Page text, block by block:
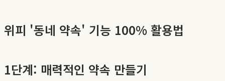
위피 '동네 약속' 기능 100% 활용법
1단계: 매력적인 약속 만들기